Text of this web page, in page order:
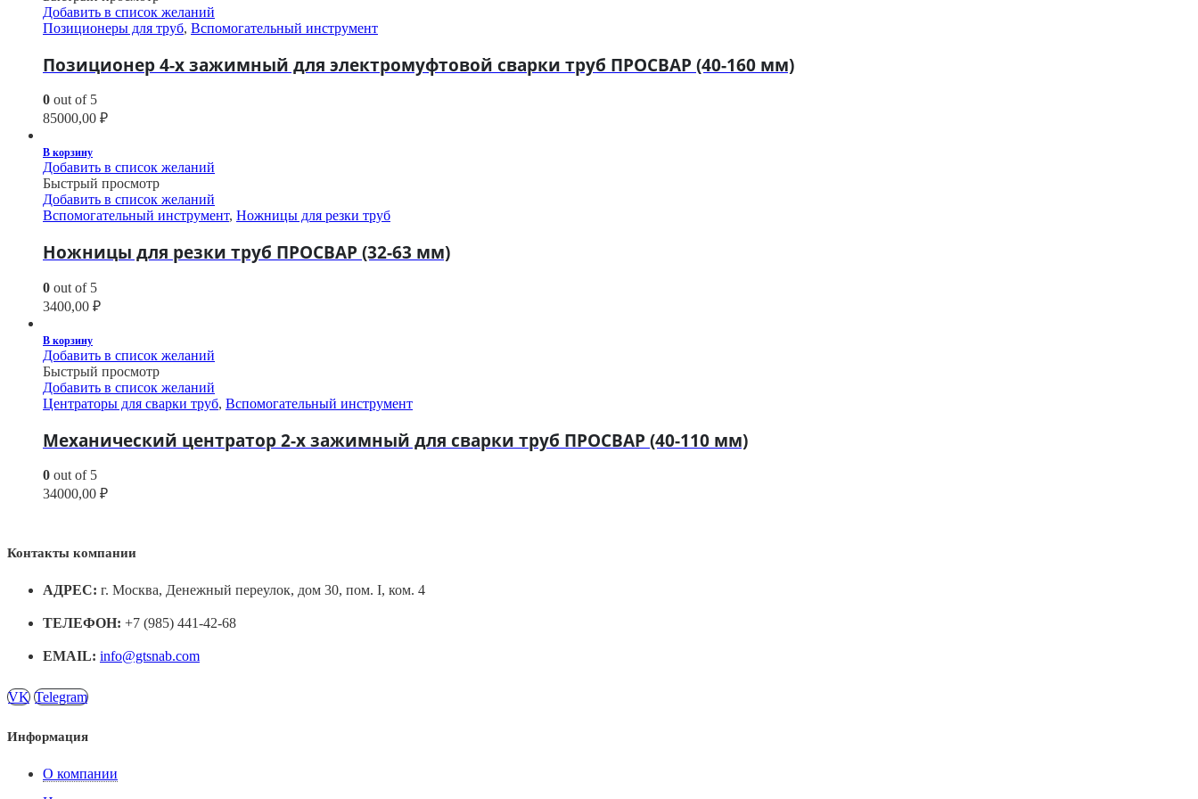
Добавить в список желаний
Позиционеры для труб, Вспомогательный инструмент
Позиционер 4-х зажимный для электромуфтовой сварки труб ПРОСВАР (40-160 мм)
0 out of 5
85000,00 ₽
В корзину
Добавить в список желаний
Быстрый просмотр
Добавить в список желаний
Вспомогательный инструмент, Ножницы для резки труб
Ножницы для резки труб ПРОСВАР (32-63 мм)
0 out of 5
3400,00 ₽
В корзину
Добавить в список желаний
Быстрый просмотр
Добавить в список желаний
Центраторы для сварки труб, Вспомогательный инструмент
Механический центратор 2-х зажимный для сварки труб ПРОСВАР (40-110 мм)
0 out of 5
34000,00 ₽
Контакты компании
АДРЕС: г. Москва, Денежный переулок, дом 30, пом. I, ком. 4
ТЕЛЕФОН: +7 (985) 441-42-68
EMAIL: info@gtsnab.com
VK Telegram
Информация
О компании